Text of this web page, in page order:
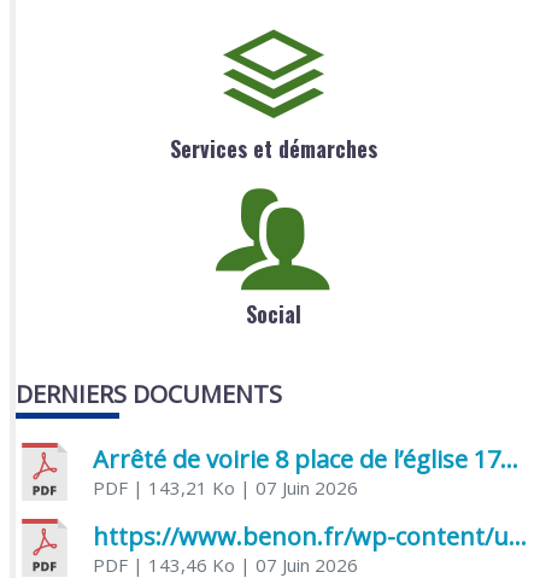
Services et démarches
Social
DERNIERS DOCUMENTS
Arrêté de voirie 8 place de l’église 17170 Benon
PDF| 143,21 Ko | 07 Juin 2026
https://www.benon.fr/wp-content/uploads/2026/06/AR-Voirie-Chemin-de-Lafond-du-26-05-2026.pdf
PDF| 143,46 Ko | 07 Juin 2026